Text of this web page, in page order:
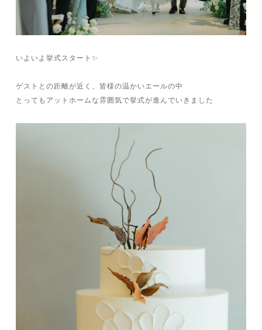
いよいよ挙式スタート✨
ゲストとの距離が近く、皆様の温かいエールの中
とってもアットホームな雰囲気で挙式が進んでいきました